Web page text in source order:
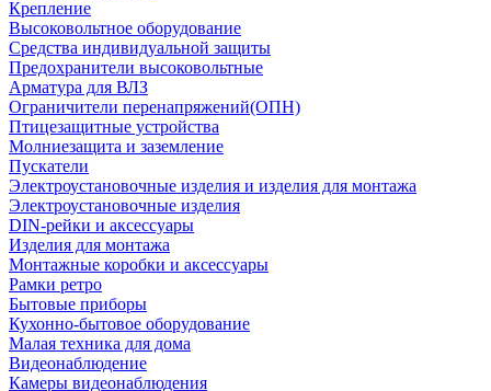
Крепление
Высоковольтное оборудование
Средства индивидуальной защиты
Предохранители высоковольтные
Арматура для ВЛЗ
Ограничители перенапряжений(ОПН)
Птицезащитные устройства
Молниезащита и заземление
Пускатели
Электроустановочные изделия и изделия для монтажа
Электроустановочные изделия
DIN-рейки и аксессуары
Изделия для монтажа
Монтажные коробки и аксессуары
Рамки ретро
Бытовые приборы
Кухонно-бытовое оборудование
Малая техника для дома
Видеонаблюдение
Камеры видеонаблюдения